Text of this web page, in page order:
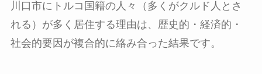
川口市にトルコ国籍の人々（多くがクルド人とさ
れる）が多く居住する理由は、歴史的・経済的・
社会的要因が複合的に絡み合った結果です。